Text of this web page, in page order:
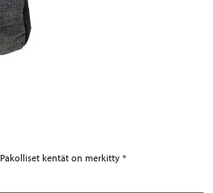
Pakolliset kentät on merkitty *